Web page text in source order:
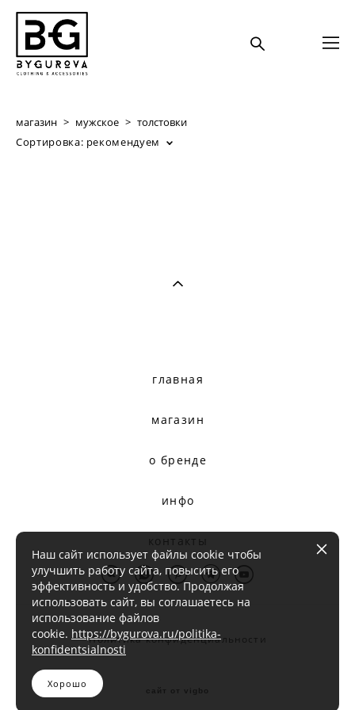
магазин > мужское > толстовки
Сортировка: рекомендуем
главная
магазин
о бренде
инфо
контакты
Политика конфиденциальности
сайт от vigbo
Наш сайт использует файлы cookie чтобы
улучшить работу сайта, повысить его
эффективность и удобство. Продолжая
использовать сайт, вы соглашаетесь на
использование файлов
cookie. https://bygurova.ru/politika-
konfidentsialnosti
Хорошо